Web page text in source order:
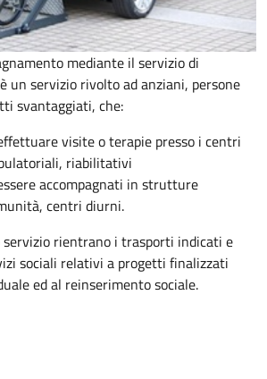
mediante il servizio di
un servizio rivolto ad anziani, persone
svantaggiati, che:
visite o terapie presso i centri
riabilitativi
accompagnati in strutture
centri diurni.
rientrano i trasporti indicati e
sociali relativi a progetti finalizzati
ed al reinserimento sociale.